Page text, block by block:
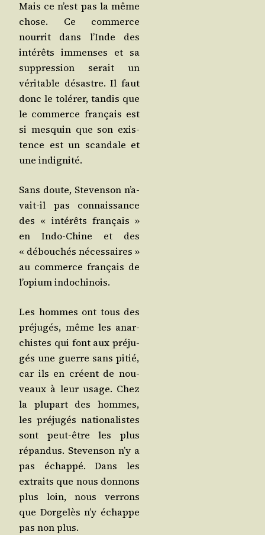
Mais ce n’est pas la même
chose. Ce com­merce
nour­rit dans l’Inde des
inté­rêts immenses et sa
sup­pres­sion serait un
véri­table désastre. Il faut
donc le tolé­rer, tan­dis que
le com­merce fran­çais est
si mes­quin que son exis­
tence est un scan­dale et
une indignité.
Sans doute, Ste­ven­son n’a­
vait-il pas connais­sance
des « inté­rêts fran­çais »
en Indo-Chine et des
« débou­chés néces­saires »
au com­merce fran­çais de
l’o­pium indochinois.
Les hommes ont tous des
pré­ju­gés, même les anar­
chistes qui font aux pré­ju­
gés une guerre sans pitié,
car ils en créent de nou­
veaux à leur usage. Chez
la plu­part des hommes,
les pré­ju­gés natio­na­listes
sont peut-être les plus
répan­dus. Ste­ven­son n’y a
pas échap­pé. Dans les
extraits que nous don­nons
plus loin, nous ver­rons
que Dor­ge­lès n’y échappe
pas non plus.